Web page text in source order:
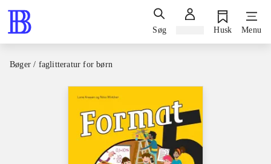
Søg Husk Menu
Bøger / faglitteratur for børn